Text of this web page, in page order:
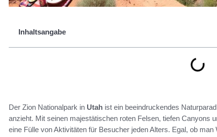
Inhaltsangabe
Der Zion Nationalpark in Utah ist ein beeindruckendes
anzieht. Mit seinen majestätischen roten Felsen, tiefen Canyons
eine Fülle von Aktivitäten für Besucher jeden Alters. Egal, ob